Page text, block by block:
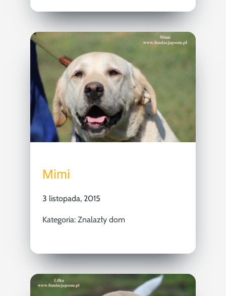
Mimi
3 listopada, 2015
Kategoria: Znalazły dom